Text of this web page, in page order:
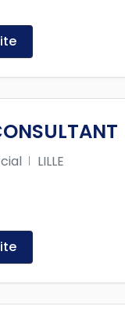
LILLE